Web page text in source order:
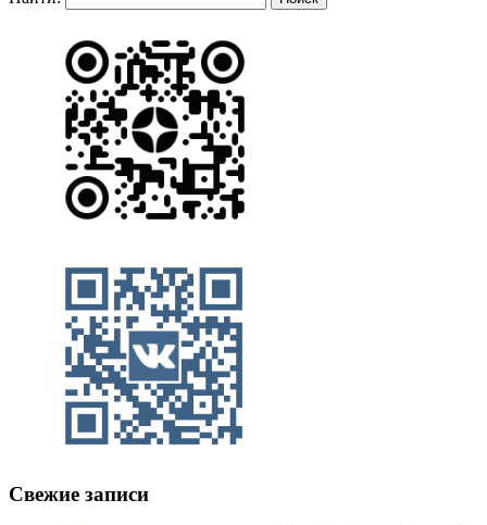
Свежие записи